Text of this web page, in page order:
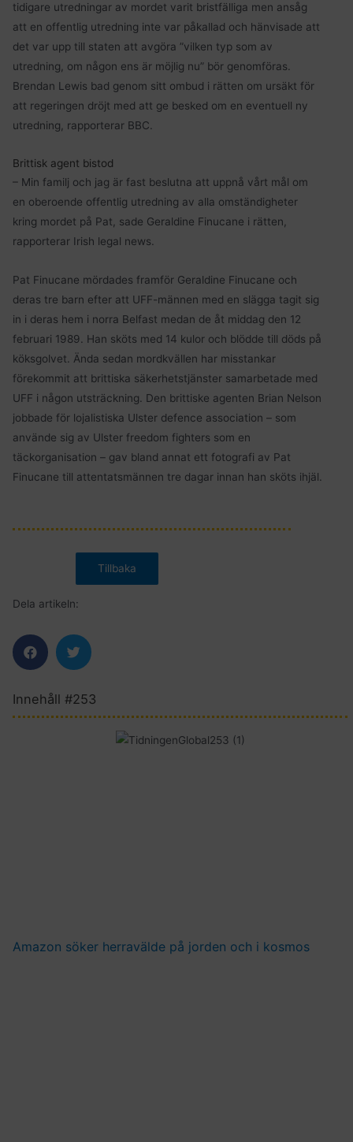
tidigare utredningar av mordet varit bristfälliga men ansåg
att en offentlig utredning inte var påkallad och hänvisade att
det var upp till staten att avgöra ”vilken typ som av
utredning, om någon ens är möjlig nu” bör genomföras.
Brendan Lewis bad genom sitt ombud i rätten om ursäkt för
att regeringen dröjt med att ge besked om en eventuell ny
utredning, rapporterar BBC.
Brittisk agent bistod
– Min familj och jag är fast beslutna att uppnå vårt mål om
en oberoende offentlig utredning av alla omständigheter
kring mordet på Pat, sade Geraldine Finucane i rätten,
rapporterar Irish legal news.
Pat Finucane mördades framför Geraldine Finucane och
deras tre barn efter att UFF-männen med en slägga tagit sig
in i deras hem i norra Belfast medan de åt middag den 12
februari 1989. Han sköts med 14 kulor och blödde till döds på
köksgolvet. Ända sedan mordkvällen har misstankar
förekommit att brittiska säkerhetstjänster samarbetade med
UFF i någon utsträckning. Den brittiske agenten Brian Nelson
jobbade för lojalistiska Ulster defence association – som
använde sig av Ulster freedom fighters som en
täckorganisation – gav bland annat ett fotografi av Pat
Finucane till attentatsmännen tre dagar innan han sköts ihjäl.
Dela artikeln:
Innehåll #253
Amazon söker herravälde på jorden och i kosmos